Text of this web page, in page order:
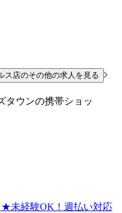
ス店のその他の求人を見る
タウンの携帯ショッ
★未経験OK！週払い対応